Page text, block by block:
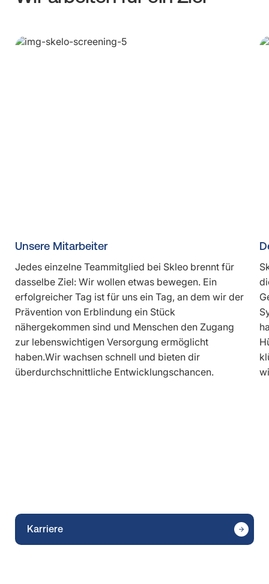
Unsere Mitarbeiter
Jedes einzelne Teammitglied bei Skleo brennt für
dasselbe Ziel: Wir wollen etwas bewegen. Ein
erfolgreicher Tag ist für uns ein Tag, an dem wir der
Prävention von Erblindung ein Stück
nähergekommen sind und Menschen den Zugang
zur lebenswichtigen Versorgung ermöglicht
haben.Wir wachsen schnell und bieten dir
überdurchschnittliche Entwicklungschancen.
Karriere